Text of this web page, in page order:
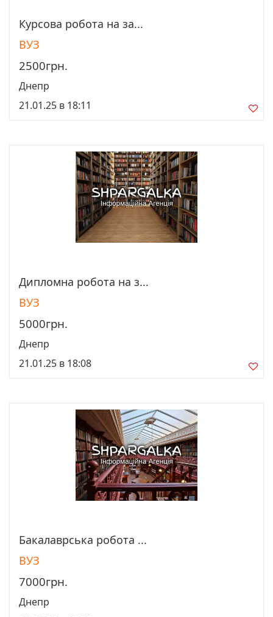
Просмотреть
Курсова робота на за...
ВУЗ
2500грн.
Днепр
21.01.25 в 18:11
Просмотреть
Дипломна робота на з...
ВУЗ
5000грн.
Днепр
21.01.25 в 18:08
Просмотреть
Бакалаврська робота ...
ВУЗ
7000грн.
Днепр